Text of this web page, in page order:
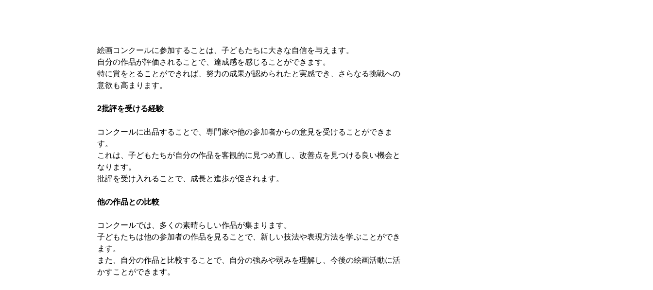
絵画コンクールに参加することは、子どもたちに大きな自信を与えます。
自分の作品が評価されることで、達成感を感じることができます。
特に賞をとることができれば、努力の成果が認められたと実感でき、さらなる挑戦への
意欲も高まります。
2批評を受ける経験
コンクールに出品することで、専門家や他の参加者からの意見を受けることができま
す。
これは、子どもたちが自分の作品を客観的に見つめ直し、改善点を見つける良い機会と
なります。
批評を受け入れることで、成長と進歩が促されます。
他の作品との比較
コンクールでは、多くの素晴らしい作品が集まります。
子どもたちは他の参加者の作品を見ることで、新しい技法や表現方法を学ぶことができ
ます。
また、自分の作品と比較することで、自分の強みや弱みを理解し、今後の絵画活動に活
かすことができます。